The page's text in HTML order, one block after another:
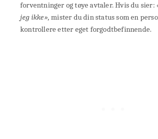
forventninger og tøye avtaler. Hvis du sier:
jeg ikke», mister du din status som en
kontrollere etter eget forgodtbefinnende.